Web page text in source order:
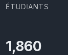
ÉTUDIANTS
2,029